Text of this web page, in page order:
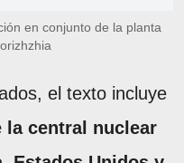
en conjunto de la planta
el texto incluye
la central nuclear